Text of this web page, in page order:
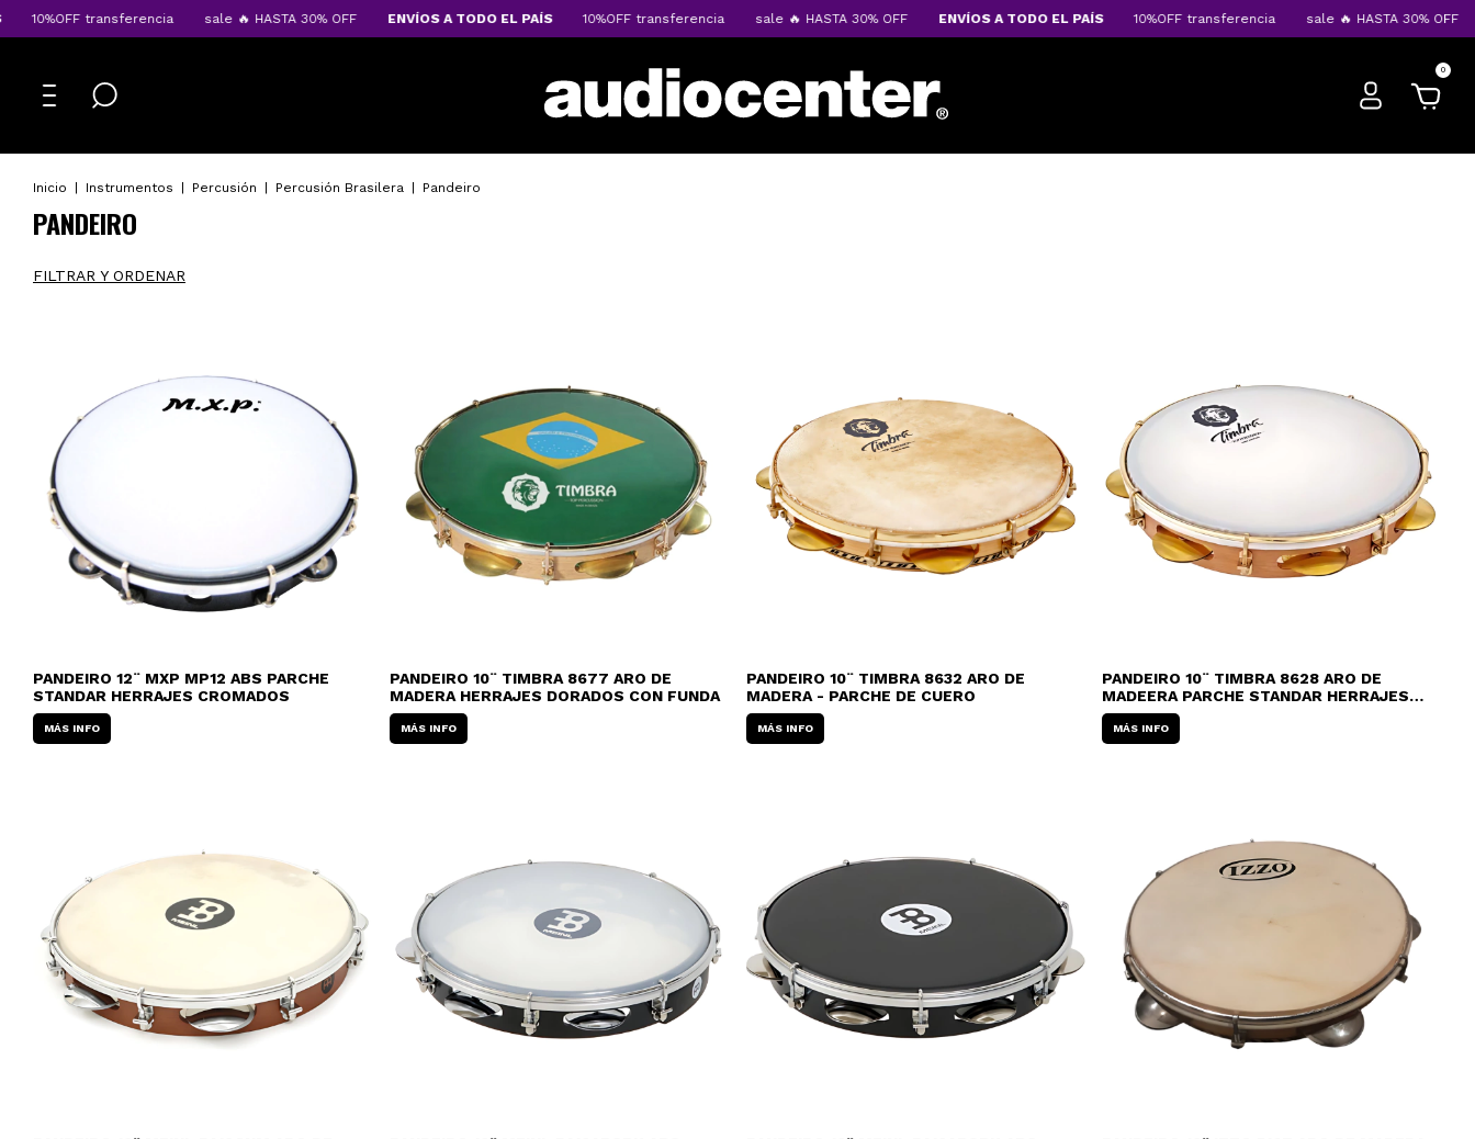
transferencia sale 🔥 HASTA 30% OFF ENVÍOS A TODO EL PAÍS 10%OFF transferencia sale 🔥 HASTA 30% OFF ENVÍOS A TODO EL PAÍS 10%OFF transferencia sale 🔥 HASTA 30% OFF
0
Inicio Instrumentos Percusión Percusión Brasilera Pandeiro
PANDEIRO
FILTRAR Y ORDENAR
PANDEIRO 12¨ MXP MP12 ABS PARCHE
STANDAR HERRAJES CROMADOS
MÁS INFO
PANDEIRO 10¨ TIMBRA 8677 ARO DE
MADERA HERRAJES DORADOS CON FUNDA
MÁS INFO
PANDEIRO 10¨ TIMBRA 8632 ARO DE
MADERA - PARCHE DE CUERO
MÁS INFO
PANDEIRO 10¨ TIMBRA 8628 ARO DE
MADEERA PARCHE STANDAR HERRAJES
DORADOS
MÁS INFO